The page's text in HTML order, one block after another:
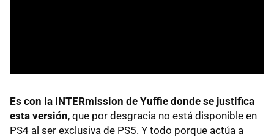
Es con la INTERmission de Yuffie donde se justifica
esta versión, que por desgracia no está disponible en
PS4 al ser exclusiva de PS5. Y todo porque actúa a